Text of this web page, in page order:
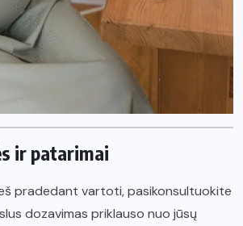
ir patarimai
pradedant vartoti, pasikonsultuokite
dozavimas priklauso nuo jūsų